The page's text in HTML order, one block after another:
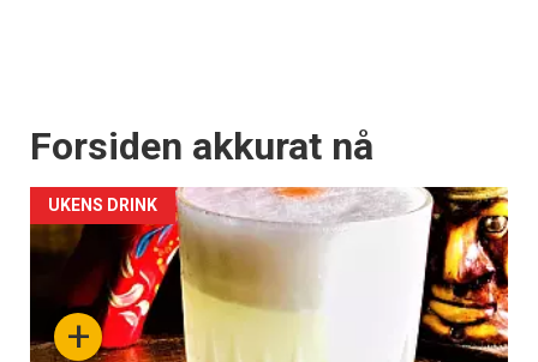
Forsiden akkurat nå
+
UKENS DRINK